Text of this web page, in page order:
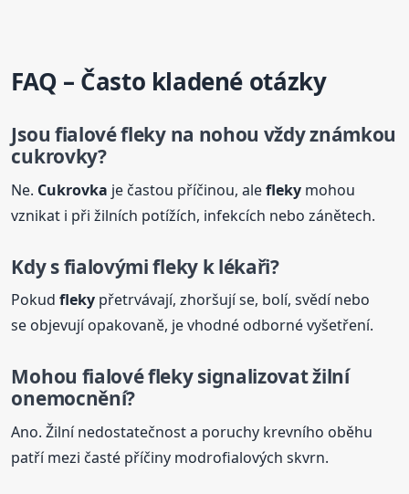
FAQ – Často kladené otázky
Jsou fialovéflekyna nohou vždy známkou
cukrovky?
Ne. Cukrovka je častou příčinou, alefleky mohou
vznikat i při žilních potížích, infekcích nebo zánětech.
Kdy s fialovýmiflekyk lékaři?
Pokudfleky přetrvávají, zhoršují se, bolí, svědí nebo
se objevují opakovaně, je vhodné odborné vyšetření.
Mohou fialovéflekysignalizovat žilní
onemocnění?
Ano. Žilní nedostatečnost a poruchy krevního oběhu
patří mezi časté příčiny modrofialových skvrn.